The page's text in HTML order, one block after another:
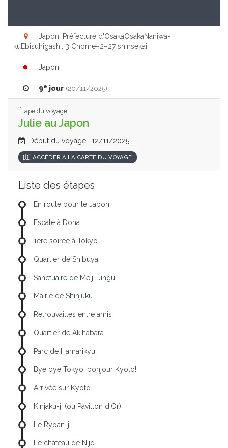
Japon, Préfecture d'OsakaOsakaNaniwa-
kuEbisuhigashi, 3 Chome−2−27 shinsekai
Japon
9e jour (20/11/2025)
Étape du voyage
Julie au Japon
Début du voyage : 12/11/2025
ACCÉDER À LA CARTE DU VOYAGE
Liste des étapes
En route pour le Japon!
Escale à Doha
1ere soirée à Tokyo
Quartier de Shibuya
Sanctuaire de Meiji-Jingu
Mairie de Shinjuku
Retrouvailles entre amis
Quartier de Akihabara
Parc de Hamarikyu
Bye bye Tokyo, bonjour Kyoto!
Arrivée sur Kyoto
Kinjaku-ji (ou Pavillon d’Or)
Le Ryoan-ji
Le château de Nijo